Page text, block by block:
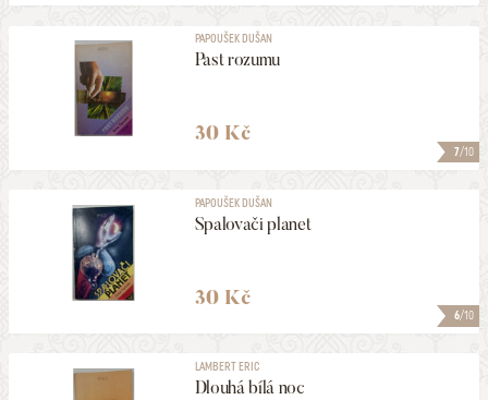
7/10
PAPOUŠEK DUŠAN
Past rozumu
30 Kč
6/10
PAPOUŠEK DUŠAN
Spalovači planet
30 Kč
LAMBERT ERIC
Dlouhá bílá noc